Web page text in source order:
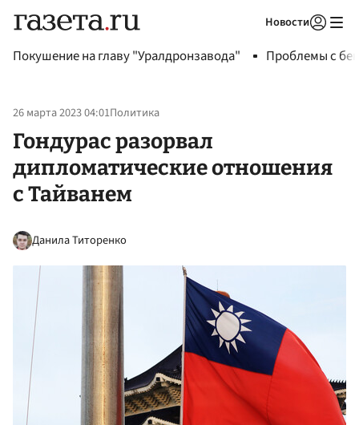
Новости
Покушение на главу "Уралдронзавода" Проблемы с
26 марта 2023 04:01Политика
Гондурас разорвал
дипломатические отношения
с Тайванем
Данила Титоренко